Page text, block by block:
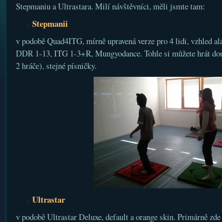
Stepmaniu a Ultrastara. Milí návštěvníci, měli jsmte tam:
Stepmanii
v podobě Quad4ITG, mírně upravená verze pro 4 lidi, vzhled
DDR 1-13, ITG 1-3+R, Mungyodance. Tohle si můžete hrát
2 hráče), stejné písničky.
Ultrastar
v podobě Ultrastar Deluxe, default a orange skin. Primárně